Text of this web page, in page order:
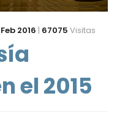
2016 | 67075 Visitas
el 2015